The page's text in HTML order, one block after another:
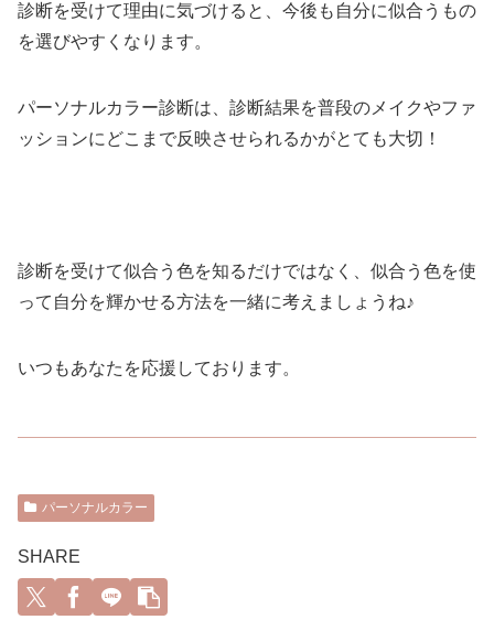
診断を受けて理由に気づけると、今後も自分に似合うもの
を選びやすくなります。
パーソナルカラー診断は、診断結果を普段のメイクやファ
ッションにどこまで反映させられるかがとても大切！
診断を受けて似合う色を知るだけではなく、似合う色を使
って自分を輝かせる方法を一緒に考えましょうね♪
いつもあなたを応援しております。
パーソナルカラー
SHARE